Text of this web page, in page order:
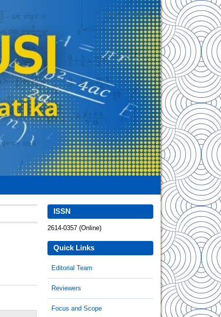
Login Register
ISSN
2614-0357 (Online)
Quick Links
Editorial Team
Reviewers
Focus and Scope